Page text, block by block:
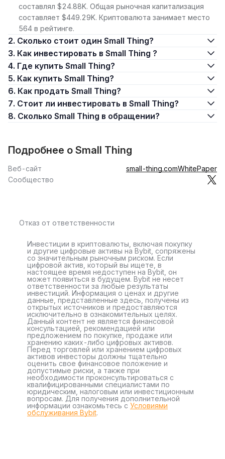
составлял $24.88K. Общая рыночная капитализация
составляет $449.29K. Криптовалюта занимает место
564 в рейтинге.
2. Сколько стоит один Small Thing?
3. Как инвестировать в Small Thing ?
4. Где купить Small Thing?
5. Как купить Small Thing?
6. Как продать Small Thing?
7. Стоит ли инвестировать в Small Thing?
8. Сколько Small Thing в обращении?
Подробнее о Small Thing
Веб-сайт small-thing.comWhitePaper
Сообщество
Отказ от ответственности
Инвестиции в криптовалюты, включая покупку
и другие цифровые активы на Bybit, сопряжены
со значительным рыночным риском. Если
цифровой актив, который вы ищете, в
настоящее время недоступен на Bybit, он
может появиться в будущем. Bybit не несет
ответственности за любые результаты
инвестиций. Информация о ценах и другие
данные, представленные здесь, получены из
открытых источников и предоставляются
исключительно в ознакомительных целях.
Данный контент не является финансовой
консультацией, рекомендацией или
предложением по покупке, продаже или
хранению каких-либо цифровых активов.
Перед торговлей или хранением цифровых
активов инвесторы должны тщательно
оценить свое финансовое положение и
допустимые риски, а также при
необходимости проконсультироваться с
квалифицированными специалистами по
юридическим, налоговым или инвестиционным
вопросам. Для получения дополнительной
информации ознакомьтесь с Условиями
обслуживания Bybit.